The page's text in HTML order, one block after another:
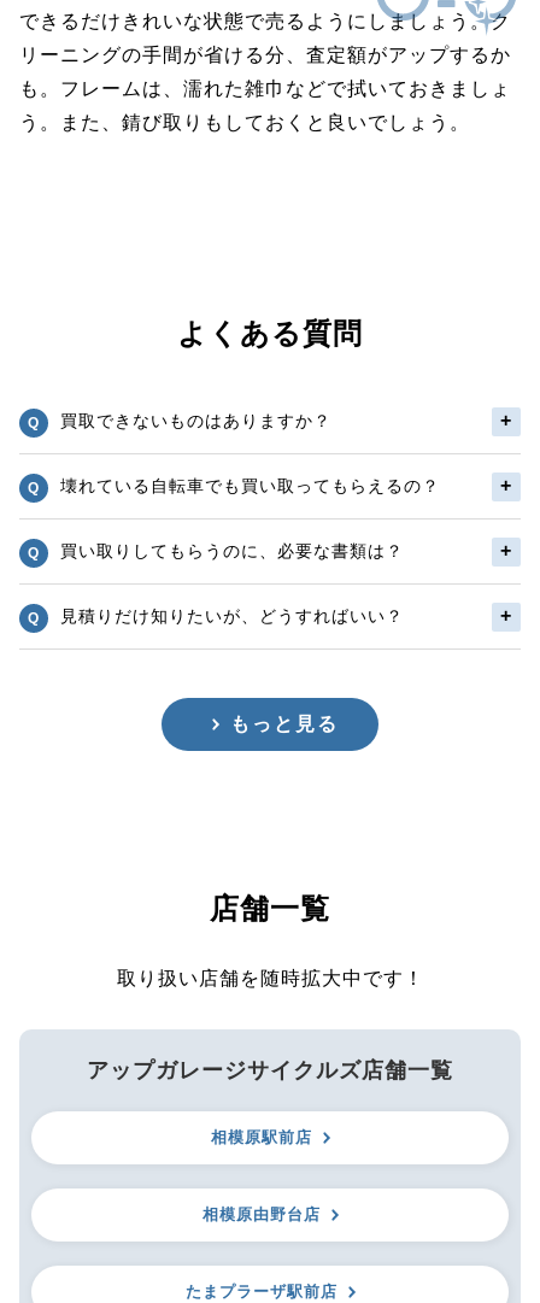
できるだけきれいな状態で売るようにしましょう。ク
リーニングの手間が省ける分、査定額がアップするか
も。フレームは、濡れた雑巾などで拭いておきましょ
う。また、錆び取りもしておくと良いでしょう。
よくある質問
買取できないものはありますか？
壊れている自転車でも買い取ってもらえるの？
買い取りしてもらうのに、必要な書類は？
見積りだけ知りたいが、どうすればいい？
もっと見る
店舗一覧
取り扱い店舗を随時拡大中です！
アップガレージサイクルズ店舗一覧
相模原駅前店
相模原由野台店
たまプラーザ駅前店